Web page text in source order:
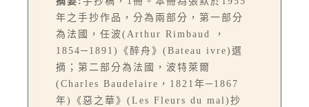
年之手抄作品，分為兩部分，第一部分
為法國，任波(Arthur Rimbaud ，
1854─1891)《醉舟》(Bateau ivre)選
摘；第二部分為法國，波特萊爾
(Charles Baudelaire，1821年─1867
年)《惡之華》(Les Fleurs du mal)抄